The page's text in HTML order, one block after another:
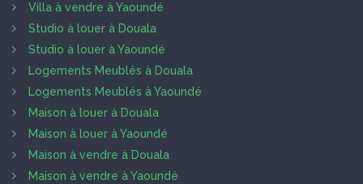
Villa à vendre à Yaoundé
Studio à louer à Douala
Studio à louer à Yaoundé
Logements Meublés à Douala
Logements Meublés à Yaoundé
Maison à louer à Douala
Maison à louer à Yaoundé
Maison à vendre à Douala
Maison à vendre à Yaoundé